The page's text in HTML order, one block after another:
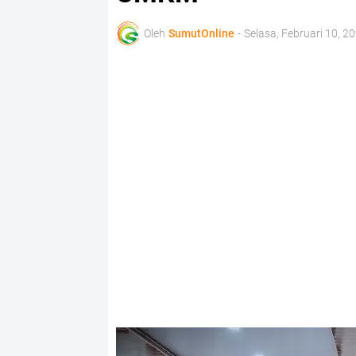
Oleh SumutOnline - Selasa, Februari 10,